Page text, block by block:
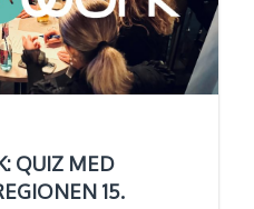
QUIZ MED
15.